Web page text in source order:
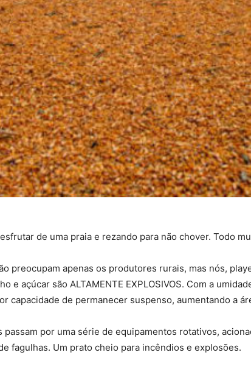
de uma praia e rezando para não chover. Todo
preocupam apenas os produtores rurais, mas nós,
e açúcar são ALTAMENTE EXPLOSIVOS. Com a
capacidade de permanecer suspenso, aumentando a
por uma série de equipamentos rotativos,
fagulhas. Um prato cheio para incêndios e explosões.